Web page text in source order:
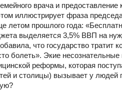
врача и
иллюстрирует фраза
летом прошлого года:
выделяется 3,5% ВВП на
что государство
болеть». Экие
реформы, которая
и столицы) вызывает у